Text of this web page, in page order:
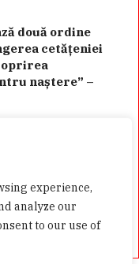
experience,
analyze our
to our use of
două ordine
cetățeniei
oprirea
naștere” –